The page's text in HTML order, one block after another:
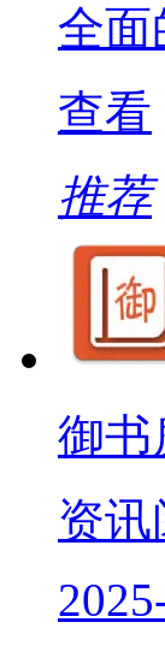
全面
查看
推荐
御书
资讯